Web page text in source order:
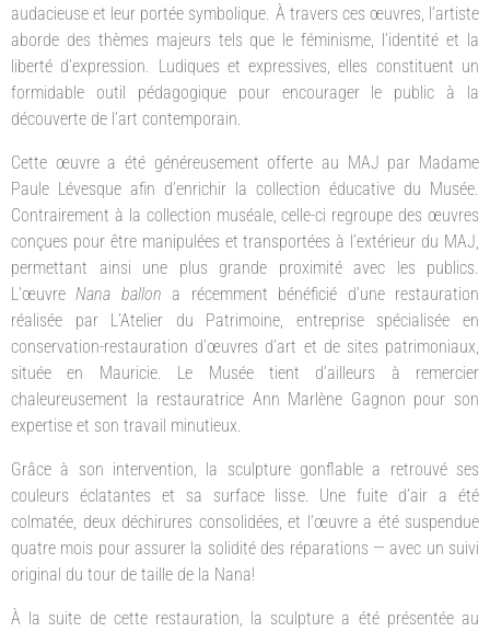
audacieuse et leur portée symbolique. À travers ces œuvres, l’artiste
aborde des thèmes majeurs tels que le féminisme, l’identité et la
liberté d’expression. Ludiques et expressives, elles constituent un
formidable outil pédagogique pour encourager le public à la
découverte de l’art contemporain.
Cette œuvre a été généreusement offerte au MAJ par Madame
Paule Lévesque afin d’enrichir la collection éducative du Musée.
Contrairement à la collection muséale, celle-ci regroupe des œuvres
conçues pour être manipulées et transportées à l’extérieur du MAJ,
permettant ainsi une plus grande proximité avec les publics.
L’œuvreNana ballon a récemment bénéficié d’une restauration
réalisée par L’Atelier du Patrimoine, entreprise spécialisée en
conservation-restauration d’œuvres d’art et de sites patrimoniaux,
située en Mauricie. Le Musée tient d’ailleurs à remercier
chaleureusement la restauratrice Ann Marlène Gagnon pour son
expertise et son travail minutieux.
Grâce à son intervention, la sculpture gonflable a retrouvé ses
couleurs éclatantes et sa surface lisse. Une fuite d’air a été
colmatée, deux déchirures consolidées, et l’œuvre a été suspendue
quatre mois pour assurer la solidité des réparations — avec un suivi
original du tour de taille de la Nana!
À la suite de cette restauration, la sculpture a été présentée au